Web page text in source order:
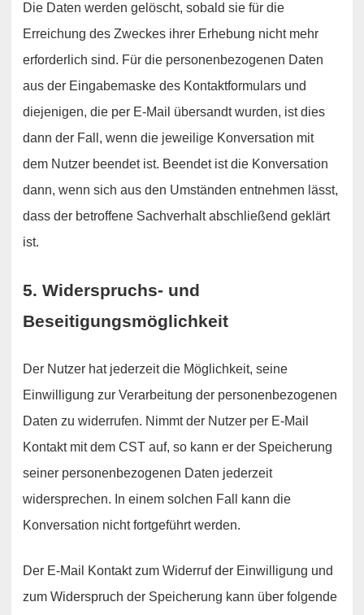
Die Daten werden gelöscht, sobald sie für die
Erreichung des Zweckes ihrer Erhebung nicht mehr
erforderlich sind. Für die personenbezogenen Daten
aus der Eingabemaske des Kontaktformulars und
diejenigen, die per E-Mail übersandt wurden, ist dies
dann der Fall, wenn die jeweilige Konversation mit
dem Nutzer beendet ist. Beendet ist die Konversation
dann, wenn sich aus den Umständen entnehmen lässt,
dass der betroffene Sachverhalt abschließend geklärt
ist.
5. Widerspruchs- und
Beseitigungsmöglichkeit
Der Nutzer hat jederzeit die Möglichkeit, seine
Einwilligung zur Verarbeitung der personenbezogenen
Daten zu widerrufen. Nimmt der Nutzer per E-Mail
Kontakt mit dem CST auf, so kann er der Speicherung
seiner personenbezogenen Daten jederzeit
widersprechen. In einem solchen Fall kann die
Konversation nicht fortgeführt werden.
Der E-Mail Kontakt zum Widerruf der Einwilligung und
zum Widerspruch der Speicherung kann über folgende